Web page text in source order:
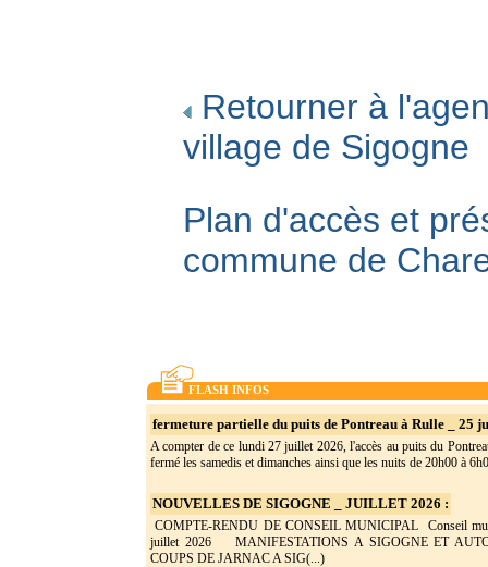
Retourner à
village de Sigogne
Plan d'accès et
commune de
FLASH INFOS
fermeture partielle du puits de Pontreau à Rulle _ 25
A compter de ce lundi 27 juillet 2026, l'accès au puits du
fermé les samedis et dimanches ainsi que les nuits de 20h00 à
NOUVELLES DE SIGOGNE _ JUILLET 2026 :
COMPTE-RENDU DE CONSEIL MUNICIPAL Conseil
juillet 2026 MANIFESTATIONS A SIGOGNE ET
COUPS DE JARNAC A SIG(...)